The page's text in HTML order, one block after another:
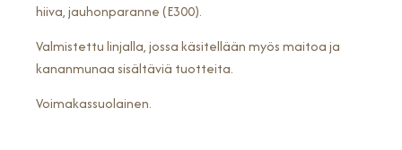
hiiva, jauhonparanne (E300).
Valmistettu linjalla, jossa käsitellään myös maitoa ja
kananmunaa sisältäviä tuotteita.
Voimakassuolainen.